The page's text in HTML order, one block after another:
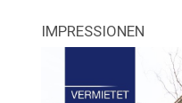
IMPRESSIONEN